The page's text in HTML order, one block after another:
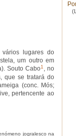
lugares do
um outro em
Souto Cabo1 , no
que se tratará do
(conc. Mós;
pertencente ao
jogralesco na